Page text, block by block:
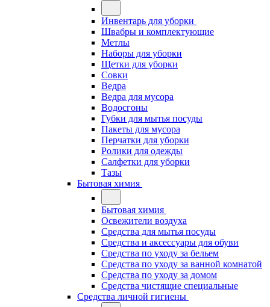
Инвентарь для уборки
Швабры и комплектующие
Метлы
Наборы для уборки
Щетки для уборки
Совки
Ведра
Ведра для мусора
Водосгоны
Губки для мытья посуды
Пакеты для мусора
Перчатки для уборки
Ролики для одежды
Салфетки для уборки
Тазы
Бытовая химия
Бытовая химия
Освежители воздуха
Средства для мытья посуды
Средства и аксессуары для обуви
Средства по уходу за бельем
Средства по уходу за ванной комнатой
Средства по уходу за домом
Средства чистящие специальные
Средства личной гигиены